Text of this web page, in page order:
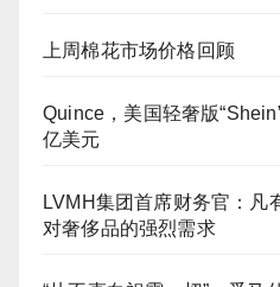
上周棉花市场价格回顾
Quince，美国轻奢版
亿美元
LVMH集团首席财务官：凡
对奢侈品的强烈需求